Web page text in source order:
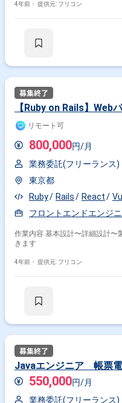
4年前・ 提供元: フリコン
【Ruby on Rails】Web
リモート可
800,000円/月
業務委託(フリーランス)
東京都
Ruby
Rails React
フロントエンドエンジ
作業内容 基本設計〜詳細設計〜
きます
4年前・ 提供元: フリコン
Javaエンジニア 帳票
550,000円/月
業務委託(フリーランス)